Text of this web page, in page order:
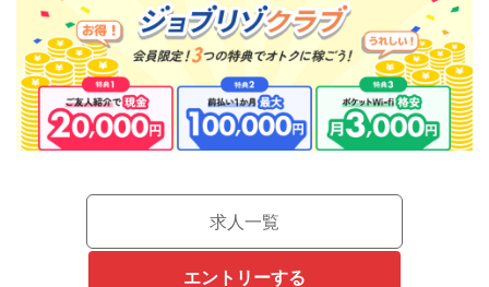
求人一覧
エントリーする